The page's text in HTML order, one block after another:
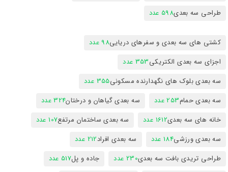
طراحی سه بعدی598 عدد
کشتی های سه بعدی و سفرهای دریایی98 عدد
اجزای سه بعدی الکتریکی353 عدد
سه بعدی بلوک های نگهدارنده مسکونی355 عدد
سه بعدی حمام253 عدد سه بعدی گیاهان و درختان324 عدد
خانه های سه بعدی1612 عدد سه بعدی ساختمان مرتفع107 عدد
سه بعدی ورزشی184 عدد سه بعدی افراد212 عدد
طراحی تریدی بافت سه بعدی230 عدد جاده و پل517 عدد